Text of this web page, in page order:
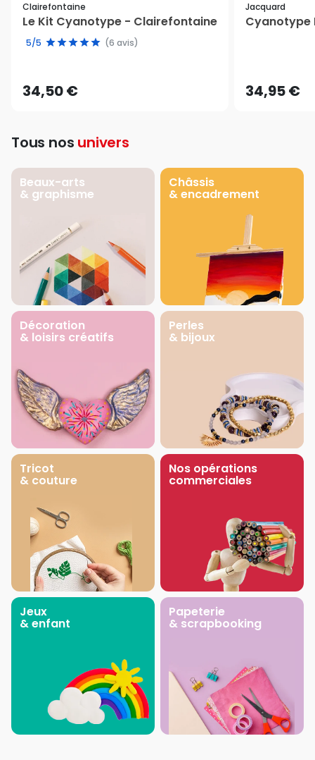
Clairefontaine
Le Kit Cyanotype - Clairefontaine
5/5 (6 avis)
34,50 €
Jacquard
Cyanotype
34,95 €
Tous nos univers
Beaux-arts
& graphisme
Châssis
& encadrement
Décoration
& loisirs créatifs
Perles
& bijoux
Tricot
& couture
Nos opérations
commerciales
Jeux
& enfant
Papeterie
& scrapbooking